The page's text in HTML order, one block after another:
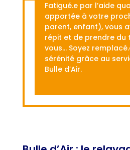
Fatigué.e par l’aide
apportée à votre
parent, enfant), vous
répit et de prendre du
vous… Soyez
sérénité grâce au
Bulle d’Air.